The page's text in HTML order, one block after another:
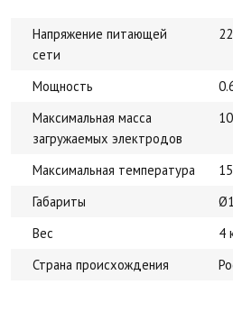
Напряжение питающей
сети
Мощность
Максимальная масса
загружаемых электродов
Максимальная температура
Габариты
Вес
4
Страна происхождения